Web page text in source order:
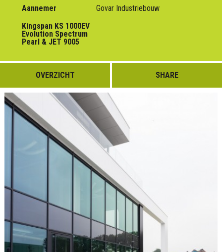
Aannemer
Govar Industriebouw
Kingspan KS 1000EV
Evolution Spectrum
Pearl & JET 9005
OVERZICHT SHARE